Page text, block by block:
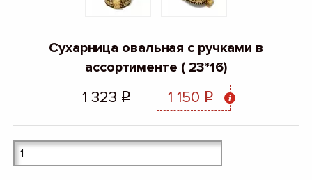
Сухарница овальная с ручками в
ассортименте ( 23*16)
1 323 q 1 150 q